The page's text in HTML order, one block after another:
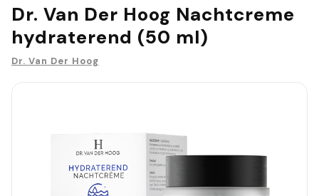
Dr. Van Der Hoog Nachtcreme
hydraterend (50 ml)
Dr. Van Der Hoog